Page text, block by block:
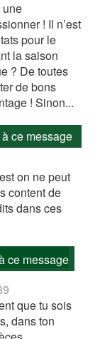
une
! Il n’est
pour le
la saison
? De toutes
de bons
! Sinon...
ce message
on ne peut
content de
dans ces
ce message
que tu sois
dans ton